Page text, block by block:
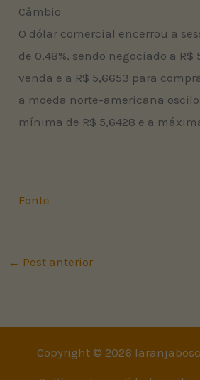
Câmbio
O dólar comercial encerrou a
de 0,48%, sendo negociado a R$
venda e a R$ 5,6653 para
a moeda norte-americana
mínima de R$ 5,6428 e a
Fonte
← Post anterior
Copyright © 2026